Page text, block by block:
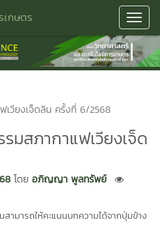
เกษตร
เวียงเจ็ดลิน ครั้งที่ 6/2568
มสภากาแฟเวียงเจ็ด
โดย อภิญญา พูลทรัพย์
สามารถให้คะแนนบทความได้จากปุ่มข้าง